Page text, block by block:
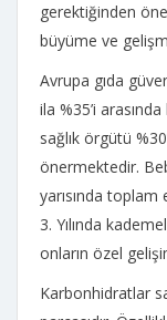
gerektiğinden
büyüme ve
Avrupa gıda
ila %35’i
sağlık örgütü
önermektedir.
yarısında toplam
3. Yılında
onların özel
Karbonhidratlar